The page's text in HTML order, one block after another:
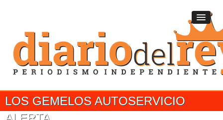
LOS GEMELOS AUTOSERVICIO